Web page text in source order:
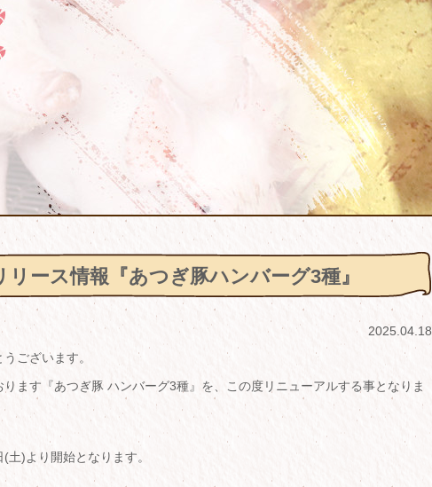
リース情報『あつぎ豚ハンバーグ3種』
2025.04.18
ございます。
ます『あつぎ豚 ハンバーグ3種』を、この度リニューアルする事となりま
)より開始となります。